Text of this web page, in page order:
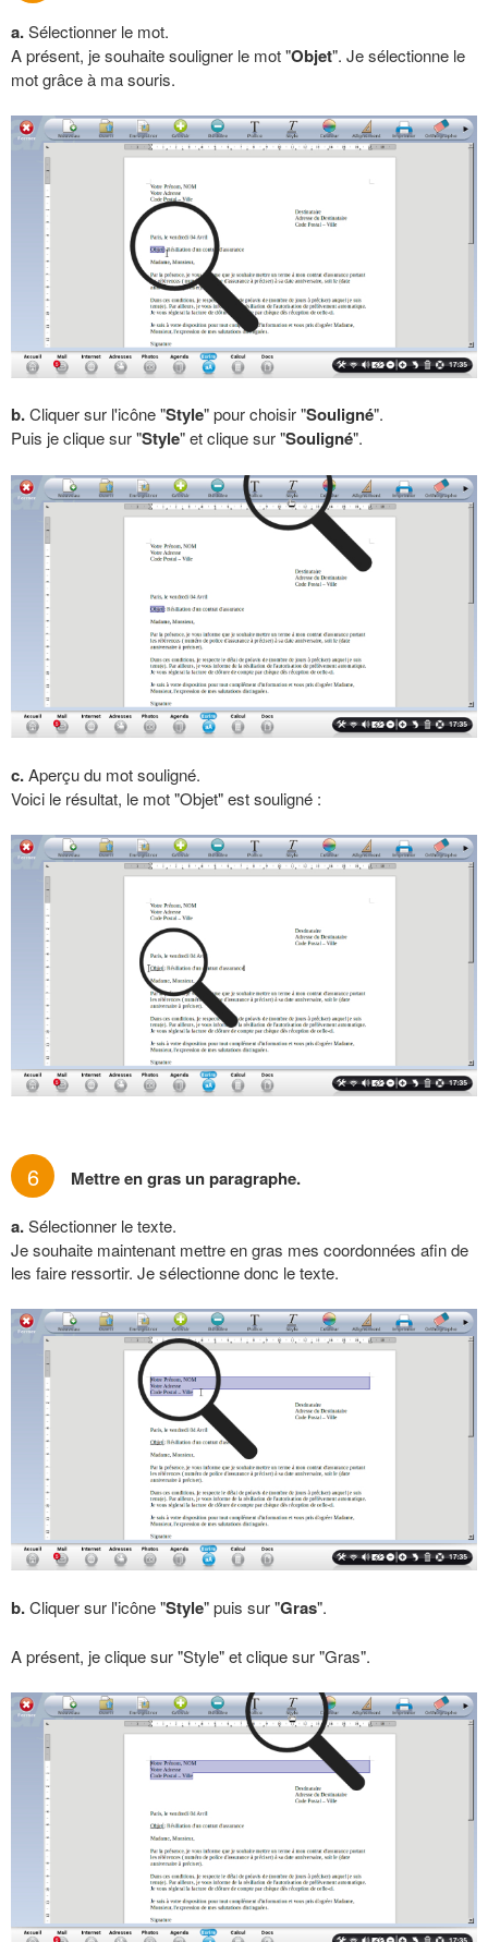
a.Sélectionner le mot.
A présent, je souhaite souligner le mot "Objet". Je sélectionne le
mot grâce à ma souris.
b.Cliquer sur l'icône "Style" pour choisir "Souligné".
Puis je clique sur "Style" et clique sur "Souligné".
c.Aperçu du mot souligné.
Voici le résultat, le mot "Objet" est souligné :
6
Mettre en gras un paragraphe.
a.Sélectionner le texte.
Je souhaite maintenant mettre en gras mes coordonnées afin de
les faire ressortir. Je sélectionne donc le texte.
b.Cliquer sur l'icône "Style" puis sur "Gras".
A présent, je clique sur "Style" et clique sur "Gras".